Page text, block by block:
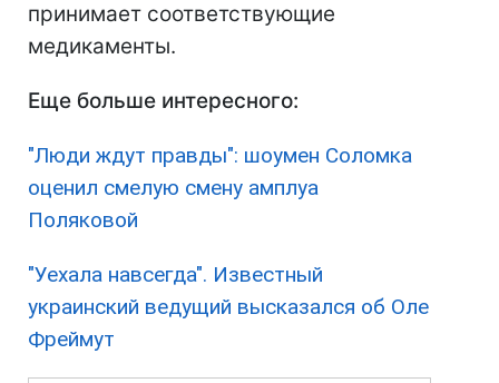
принимает соответствующие
медикаменты.
Еще больше интересного:
"Люди ждут правды": шоумен Соломка
оценил смелую смену амплуа
Поляковой
"Уехала навсегда". Известный
украинский ведущий высказался об Оле
Фреймут